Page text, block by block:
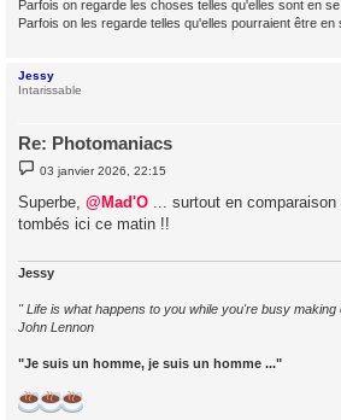
Parfois on regarde les choses telles qu'elles sont en
Parfois on les regarde telles qu'elles pourraient être en
Jessy
Intarissable
Re: Photomaniacs
M
e
s
a
03 janvier 2026, 22:15
Superbe, @Mad'O ... surtout en
tombés ici ce matin !!
Jessy
" Life is what happens to you while you're busy making
John Lennon
"Je suis un homme, je suis un homme ..."